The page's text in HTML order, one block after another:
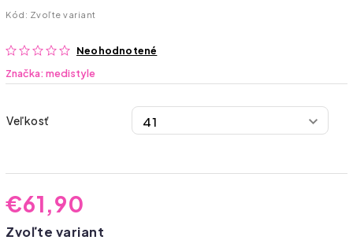
Kód: Zvoľte variant
Neohodnotené
Značka:medistyle
Veľkosť
€61,90
Zvoľte variant